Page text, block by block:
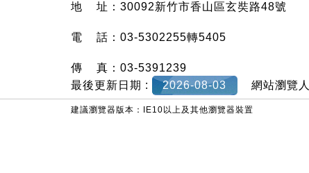
地 址：30092新竹市香山區玄奘路48號
電 話：03-5302255轉5405
傳 真：03-5391239
最後更新日期 :
2026-08-03 網站瀏覽
建議瀏覽器版本：IE10以上及其他瀏覽器裝置